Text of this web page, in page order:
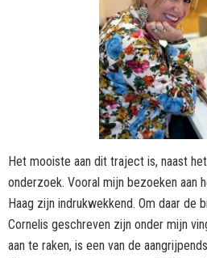
Het mooiste aan dit traject is, naast
onderzoek. Vooral mijn bezoeken aan
Haag zijn indrukwekkend. Om daar de
Cornelis geschreven zijn onder mijn
aan te raken, is een van de